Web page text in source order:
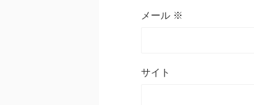
メール ※
サイト